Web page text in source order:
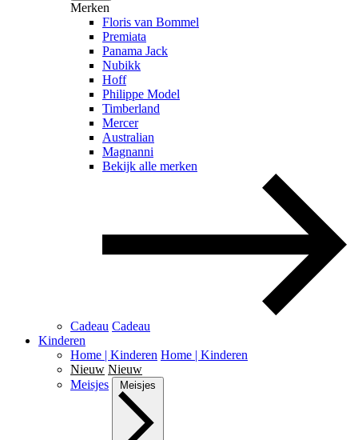
Merken
Floris van Bommel
Premiata
Panama Jack
Nubikk
Hoff
Philippe Model
Timberland
Mercer
Australian
Magnanni
Bekijk alle merken
Cadeau Cadeau
Kinderen
Home | Kinderen Home | Kinderen
Nieuw Nieuw
Meisjes
Meisjes